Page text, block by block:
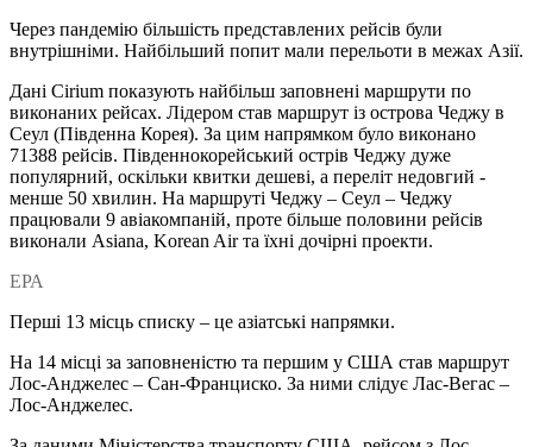
Через пандемію більшість представлених рейсів були
внутрішніми. Найбільший попит мали перельоти в межах Азії.
Дані Cirium показують найбільш заповнені маршрути по
виконаних рейсах. Лідером став маршрут із острова Чеджу в
Сеул (Південна Корея). За цим напрямком було виконано
71388 рейсів. Південнокорейський острів Чеджу дуже
популярний, оскільки квитки дешеві, а переліт недовгий -
менше 50 хвилин. На маршруті Чеджу – Сеул – Чеджу
працювали 9 авіакомпаній, проте більше половини рейсів
виконали Asiana, Korean Air та їхні дочірні проекти.
ЕРА
Перші 13 місць списку – це азіатські напрямки.
На 14 місці за заповненістю та першим у США став маршрут
Лос-Анджелес – Сан-Франциско. За ними слідує Лас-Вегас –
Лос-Анджелес.